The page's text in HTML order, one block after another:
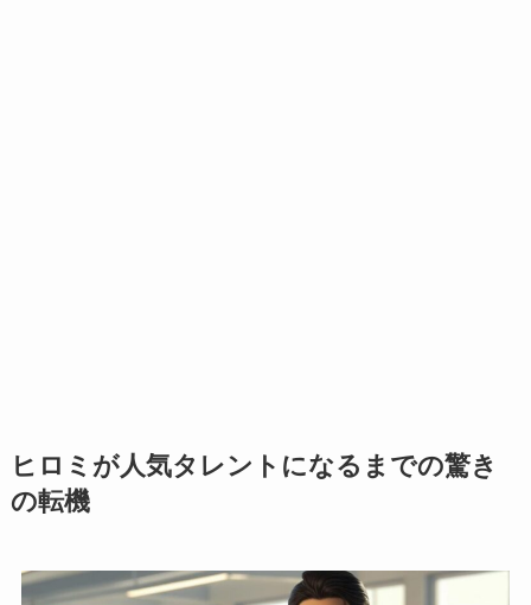
ヒロミが人気タレントになるまでの驚き
の転機